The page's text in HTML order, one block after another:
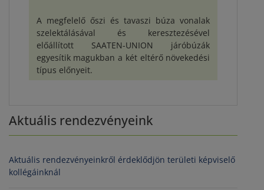
Aktuális rendezvényeink
Aktuális rendezvényeinkről érdeklődjön területi képviselő
kollégáinknál
A megfelelő őszi és tavaszi búza vonalak
szelektálásával és keresztezésével
előállított SAATEN-UNION járóbúzák
egyesítik magukban a két eltérő növekedési
típus előnyeit.